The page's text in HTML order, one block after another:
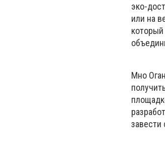
эко-
или на
Мно
завести